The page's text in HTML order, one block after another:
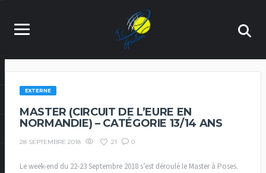
EXTERNE
MASTER (CIRCUIT DE L’EURE EN
NORMANDIE) – CATÉGORIE 13/14 ANS
28 SEPTEMBRE 2018 21 0
Le week-end du 22-23 Septembre 2018 s’est déroulé le Master à Poses.